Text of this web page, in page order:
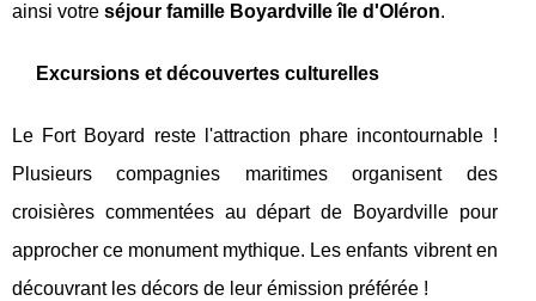
ainsi votre séjour famille Boyardville île d'Oléron.
Excursions et découvertes culturelles
Le Fort Boyard reste l'attraction phare incontournable !
Plusieurs compagnies maritimes organisent des
croisières commentées au départ de Boyardville pour
approcher ce monument mythique. Les enfants vibrent en
découvrant les décors de leur émission préférée !